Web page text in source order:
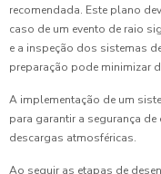
recomendada. Este plano
caso de um evento de raio
e a inspeção dos sistemas
preparação pode minimizar
A implementação de um
para garantir a segurança
descargas atmosféricas.
Ao seguir as etapas de